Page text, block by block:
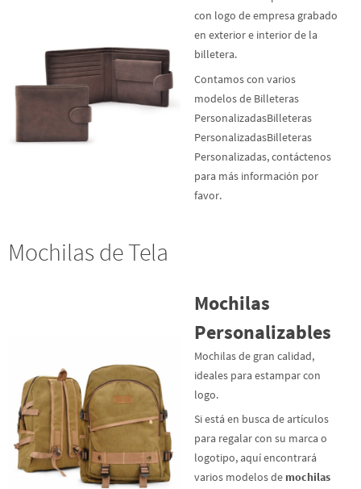
con logo de empresa grabado
en exterior e interior de la
billetera.
Contamos con varios
modelos de Billeteras
PersonalizadasBilleteras
PersonalizadasBilleteras
Personalizadas, contáctenos
para más información por
favor.
Mochilas de Tela
Mochilas
Personalizables
Mochilas de gran calidad,
ideales para estampar con
logo.
Si está en busca de artículos
para regalar con su marca o
logotipo, aquí encontrará
varios modelos de mochilas